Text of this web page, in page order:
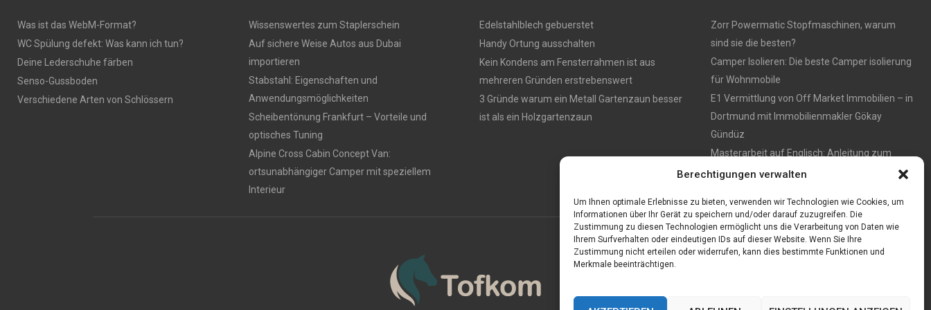
Berechtigungen verwalten
Um Ihnen optimale Erlebnisse zu bieten, verwenden wir Technologien wie Cookies, um
Informationen über Ihr Gerät zu speichern und/oder darauf zuzugreifen. Die
Zustimmung zu diesen Technologien ermöglicht uns die Verarbeitung von Daten wie
Ihrem Surfverhalten oder eindeutigen IDs auf dieser Website. Wenn Sie Ihre
Zustimmung nicht erteilen oder widerrufen, kann dies bestimmte Funktionen und
Merkmale beeinträchtigen.
Was ist das WebM-Format?
WC Spülung defekt: Was kann ich tun?
Deine Lederschuhe färben
Senso-Gussboden
Verschiedene Arten von Schlössern
Wissenswertes zum Staplerschein
Auf sichere Weise Autos aus Dubai
importieren
Stabstahl: Eigenschaften und
Anwendungsmöglichkeiten
Scheibentönung Frankfurt – Vorteile und
optisches Tuning
Alpine Cross Cabin Concept Van:
ortsunabhängiger Camper mit speziellem
Interieur
Edelstahlblech gebuerstet
Handy Ortung ausschalten
Kein Kondens am Fensterrahmen ist aus
mehreren Gründen erstrebenswert
3 Gründe warum ein Metall Gartenzaun besser
ist als ein Holzgartenzaun
Zorr Powermatic Stopfmaschinen, warum
sind sie die besten?
Camper Isolieren: Die beste Camper isolierung
für Wohnmobile
E1 Vermittlung von Off Market Immobilien – in
Dortmund mit Immobilienmakler Gökay
Gündüz
Masterarbeit auf Englisch: Anleitung zum
Verfassen